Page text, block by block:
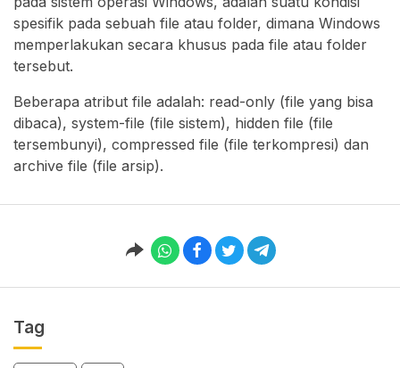
spesifik pada sebuah file atau folder, dimana Windows
memperlakukan secara khusus pada file atau folder
tersebut.
Beberapa atribut file adalah: read-only (file yang bisa
dibaca), system-file (file sistem), hidden file (file
tersembunyi), compressed file (file terkompresi) dan
archive file (file arsip).
Tag